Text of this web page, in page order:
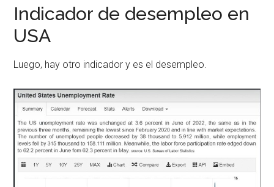
Indicador de desempleo en
USA
Luego, hay otro indicador y es el desempleo.